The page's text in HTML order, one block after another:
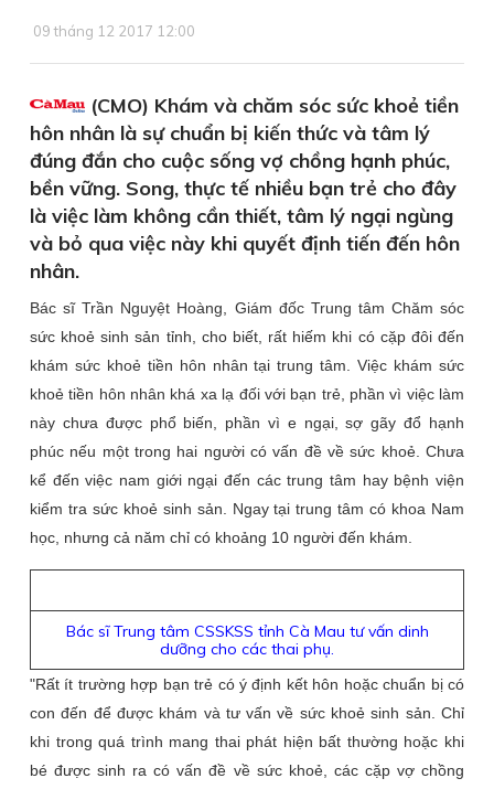
09 tháng 12 2017 12:00
(CMO) Khám và chăm sóc sức khoẻ tiền
hôn nhân là sự chuẩn bị kiến thức và tâm lý
đúng đắn cho cuộc sống vợ chồng hạnh phúc,
bền vững. Song, thực tế nhiều bạn trẻ cho đây
là việc làm không cần thiết, tâm lý ngại ngùng
và bỏ qua việc này khi quyết định tiến đến hôn
nhân.
Bác sĩ Trần Nguyệt Hoàng, Giám đốc Trung tâm Chăm sóc
sức khoẻ sinh sản tỉnh, cho biết, rất hiếm khi có cặp đôi đến
khám sức khoẻ tiền hôn nhân tại trung tâm. Việc khám sức
khoẻ tiền hôn nhân khá xa lạ đối với bạn trẻ, phần vì việc làm
này chưa được phổ biến, phần vì e ngại, sợ gãy đổ hạnh
phúc nếu một trong hai người có vấn đề về sức khoẻ. Chưa
kể đến việc nam giới ngại đến các trung tâm hay bệnh viện
kiểm tra sức khoẻ sinh sản. Ngay tại trung tâm có khoa Nam
học, nhưng cả năm chỉ có khoảng 10 người đến khám.
Bác sĩ Trung tâm CSSKSS tỉnh Cà Mau tư vấn dinh
dưỡng cho các thai phụ.
"Rất ít trường hợp bạn trẻ có ý định kết hôn hoặc chuẩn bị có
con đến để được khám và tư vấn về sức khoẻ sinh sản. Chỉ
khi trong quá trình mang thai phát hiện bất thường hoặc khi
bé được sinh ra có vấn đề về sức khoẻ, các cặp vợ chồng